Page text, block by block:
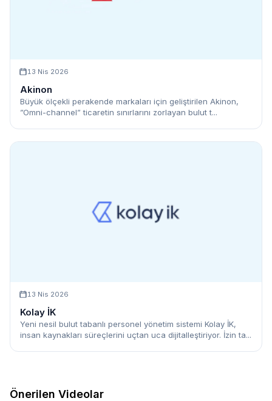
13 Nis 2026
Akinon
Büyük ölçekli perakende markaları için geliştirilen Akinon,
”Omni-channel” ticaretin sınırlarını zorlayan bulut t...
13 Nis 2026
Kolay İK
Yeni nesil bulut tabanlı personel yönetim sistemi Kolay İK,
insan kaynakları süreçlerini uçtan uca dijitalleştiriyor. İzin ta...
Önerilen Videolar